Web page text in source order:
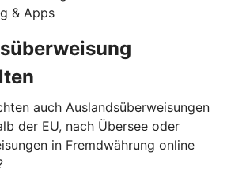
& Apps
auch Auslandsüberweisungen
der EU, nach Übersee oder
in Fremdwährung online